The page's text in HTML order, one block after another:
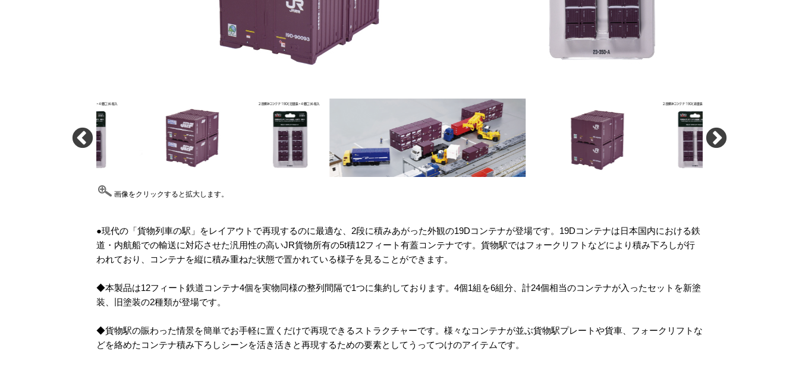
画像をクリックすると拡大します。
●現代の「貨物列車の駅」をレイアウトで再現するのに最適な、2段に積みあがった外観の19Dコンテナが登場です。19Dコンテナは日本国内における鉄
道・内航船での輸送に対応させた汎用性の高いJR貨物所有の5t積12フィート有蓋コンテナです。貨物駅ではフォークリフトなどにより積み下ろしが行
われており、コンテナを縦に積み重ねた状態で置かれている様子を見ることができます。
◆本製品は12フィート鉄道コンテナ4個を実物同様の整列間隔で1つに集約しております。4個1組を6組分、計24個相当のコンテナが入ったセットを新塗
装、旧塗装の2種類が登場です。
◆貨物駅の賑わった情景を簡単でお手軽に置くだけで再現できるストラクチャーです。様々なコンテナが並ぶ貨物駅プレートや貨車、フォークリフトな
どを絡めたコンテナ積み下ろしシーンを活き活きと再現するための要素としてうってつけのアイテムです。